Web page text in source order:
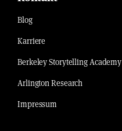
Blog
Karriere
Berkeley Storytelling Academy
Arlington Research
Impressum